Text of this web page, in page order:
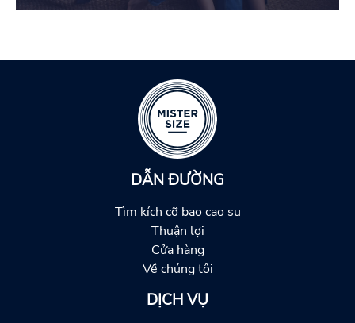
DẪN ĐƯỜNG
Tìm kích cỡ bao cao su
Thuận lợi
Cửa hàng
Về chúng tôi
DỊCH VỤ